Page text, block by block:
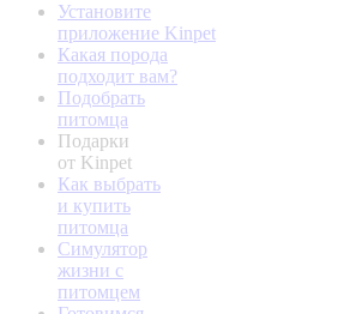
Установите
приложение Kinpet
Какая порода
подходит вам?
Подобрать
питомца
Подарки
от Kinpet
Как выбрать
и купить
питомца
Симулятор
жизни с
питомцем